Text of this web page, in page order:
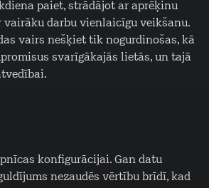
paiet, strādājot ar aprēķinu
darbu vienlaicīgu veikšanu.
vairs nešķiet tik nogurdinošas, kā
svarīgākajās lietās, un tajā
konfigurācijai. Gan datu
nezaudēs vērtību brīdī, kad